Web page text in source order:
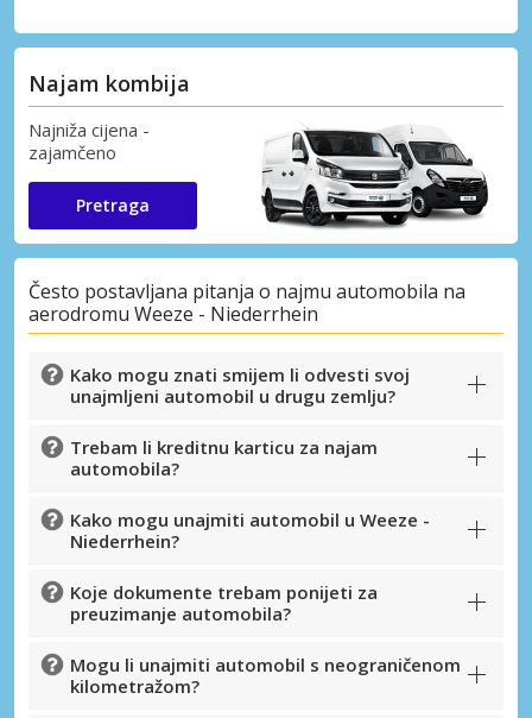
Najam kombija
Najniža cijena -
zajamčeno
Pretraga
Često postavljana pitanja o najmu automobila na
aerodromu Weeze - Niederrhein
Kako mogu znati smijem li odvesti svoj
unajmljeni automobil u drugu zemlju?
Trebam li kreditnu karticu za najam
automobila?
Kako mogu unajmiti automobil u Weeze -
Niederrhein?
Koje dokumente trebam ponijeti za
preuzimanje automobila?
Mogu li unajmiti automobil s neograničenom
kilometražom?